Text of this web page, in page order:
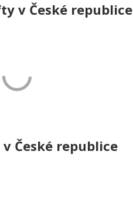
v České republice
České republice